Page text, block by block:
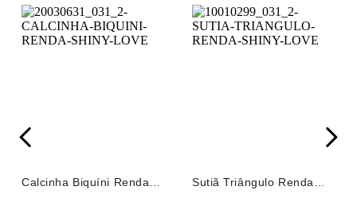
Calcinha Biquíni Renda
Sutiã Triângulo Renda